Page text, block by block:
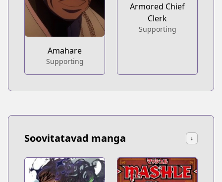
Amahare
Supporting
Armored Chief
Clerk
Supporting
Soovitatavad manga ↓